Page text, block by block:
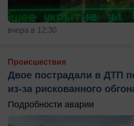
вчера в 12:30
Происшествия
Двое пострадали в ДТП
из-за рискованного
Подробности аварии